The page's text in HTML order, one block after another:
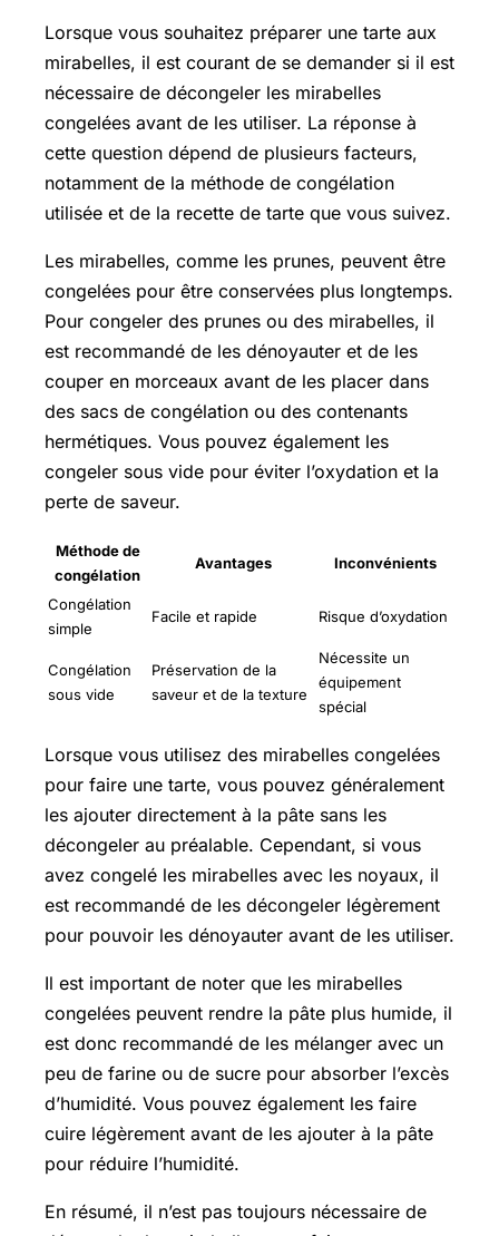
Lorsque vous souhaitez préparer une tarte aux
mirabelles, il est courant de se demander si il est
nécessaire de décongeler les mirabelles
congelées avant de les utiliser. La réponse à
cette question dépend de plusieurs facteurs,
notamment de la méthode de congélation
utilisée et de la recette de tarte que vous suivez.
Les mirabelles, comme les prunes, peuvent être
congelées pour être conservées plus longtemps.
Pour congeler des prunes ou des mirabelles, il
est recommandé de les dénoyauter et de les
couper en morceaux avant de les placer dans
des sacs de congélation ou des contenants
hermétiques. Vous pouvez également les
congeler sous vide pour éviter l’oxydation et la
perte de saveur.
Méthode de
congélation
Avantages Inconvénients
Congélation
simple
Facile et rapide Risque d’oxydation
Congélation
sous vide
Préservation de la
saveur et de la texture
Nécessite un
équipement
spécial
Lorsque vous utilisez des mirabelles congelées
pour faire une tarte, vous pouvez généralement
les ajouter directement à la pâte sans les
décongeler au préalable. Cependant, si vous
avez congelé les mirabelles avec les noyaux, il
est recommandé de les décongeler légèrement
pour pouvoir les dénoyauter avant de les utiliser.
Il est important de noter que les mirabelles
congelées peuvent rendre la pâte plus humide, il
est donc recommandé de les mélanger avec un
peu de farine ou de sucre pour absorber l’excès
d’humidité. Vous pouvez également les faire
cuire légèrement avant de les ajouter à la pâte
pour réduire l’humidité.
En résumé, il n’est pas toujours nécessaire de